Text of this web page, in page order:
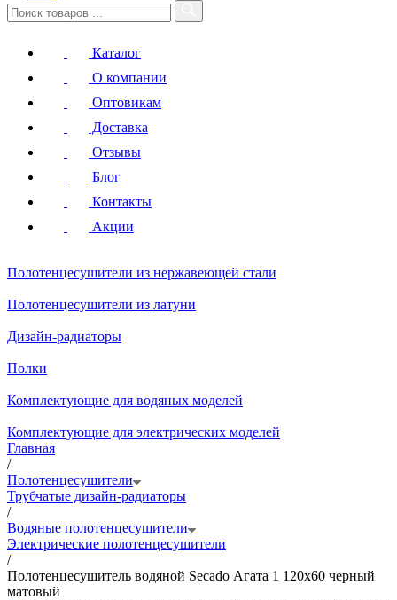
Каталог
О компании
Оптовикам
Доставка
Отзывы
Блог
Контакты
Акции
Полотенцесушители из нержавеющей стали
Полотенцесушители из латуни
Дизайн-радиаторы
Полки
Комплектующие для водяных моделей
Комплектующие для электрических моделей
Главная
/
Полотенцесушители
Трубчатые дизайн-радиаторы
/
Водяные полотенцесушители
Электрические полотенцесушители
/
Полотенцесушитель водяной Secado Агата 1 120x60 черный
матовый